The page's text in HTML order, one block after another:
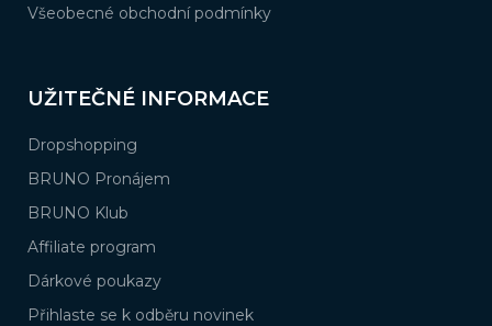
Všeobecné obchodní podmínky
UŽITEČNÉ INFORMACE
Dropshopping
BRUNO Pronájem
BRUNO Klub
Affiliate program
Dárkové poukazy
Přihlaste se k odběru novinek